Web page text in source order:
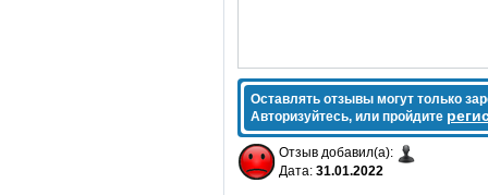
Оставлять отзывы могут только
Авторизуйтесь, или пройдите
Отзыв добавил(а):
Дата: 31.01.2022